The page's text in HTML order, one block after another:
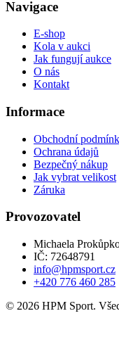
Navigace
E-shop
Kola v aukci
Jak fungují aukce
O nás
Kontakt
Informace
Obchodní
Ochrana údajů
Bezpečný nákup
Jak vybrat velikost
Záruka
Provozovatel
Michaela
IČ: 72648791
info@hpmsport.cz
+420 776 460 285
© 2026 HPM Sport.